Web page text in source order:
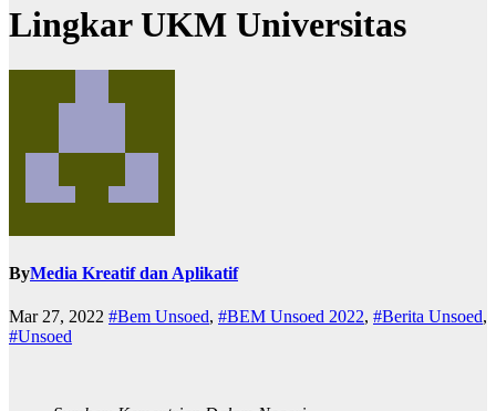
Lingkar UKM Universitas
ByMedia Kreatif dan Aplikatif
Mar 27, 2022 #Bem Unsoed, #BEM Unsoed 2022, #Berita Unsoed,
#Unsoed